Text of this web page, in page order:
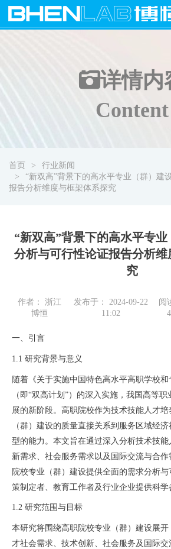
详情内
Content
首页
行业新闻
“新双高”背景下的高水平专业（群）建
报告分析维度与框架体系探究
“新双高”背景下的高水平专
分析与可行性论证报告分析
究
作者： 浙江
博恒
发布于： 2024-09-22
11:02
阅
一、引言
1.1 研究背景与意义
随着《关于实施中国特色高水平高职学校和
（即“双高计划”）的深入实施，我国高等
展的新阶段。高职院校作为技术技能人才
（群）建设的质量直接关系到服务区域经
型的能力。本文旨在通过深入分析技术技能
新需求、社会服务需求以及国际交流与合
院校专业（群）建设提供全面的需求分析
策制定者、教育工作者及行业企业提供科学
1.2 研究范围与目标
本研究将围绕高职院校专业（群）建设展
才社会需求、技术创新、社会服务及国际